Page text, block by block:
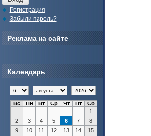
Регистрация
Забыли пароль?
Реклама на сайте
Календарь
Вс Пн Вт Ср Чт Пт
Сб
1
2
3 4 5 6 7
8
9
10 11 12 13 14
15